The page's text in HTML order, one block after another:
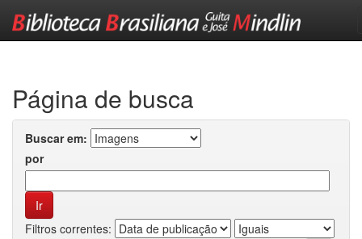
Página de busca
Buscar em:
por
Filtros correntes: